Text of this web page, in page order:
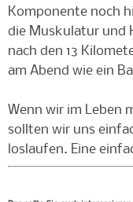
Komponente noch
die Muskulatur und
nach den 13
am Abend wie ein
Wenn wir im Leben
sollten wir uns
loslaufen. Eine